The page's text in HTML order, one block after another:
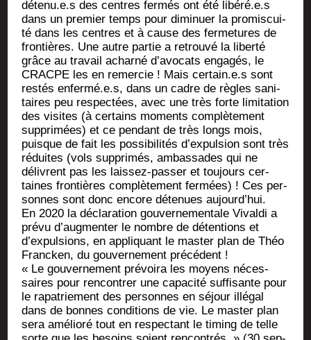
détenu.e.s des centres fer­més ont été libéré.e.s
dans un pre­mier temps pour dimi­nuer la pro­mis­cui­
té dans les centres et à cause des fer­me­tures de
fron­tières. Une autre par­tie a retrou­vé la liber­té
grâce au tra­vail achar­né d’avocats enga­gés, le
CRACPE les en remer­cie ! Mais certain.e.s sont
res­tés enfermé.e.s, dans un cadre de règles sani­
taires peu res­pec­tées, avec une très forte limi­ta­tion
des visites (à cer­tains moments com­plè­te­ment
sup­pri­mées) et ce pen­dant de très longs mois,
puisque de fait les pos­si­bi­li­tés d’expulsion sont très
réduites (vols sup­pri­més, ambas­sades qui ne
délivrent pas les lais­sez-pas­ser et tou­jours cer­
taines fron­tières com­plè­te­ment fer­mées) ! Ces per­
sonnes sont donc encore déte­nues aujourd’hui.
En 2020 la décla­ra­tion gou­ver­ne­men­tale Vival­di a
pré­vu d’augmenter le nombre de déten­tions et
d’expulsions, en appli­quant le mas­ter plan de Théo
Fran­cken, du gou­ver­ne­ment précédent !
« Le gou­ver­ne­ment pré­voi­ra les moyens néces­
saires pour ren­con­trer une capa­ci­té suf­fi­sante pour
le rapa­trie­ment des per­sonnes en séjour illé­gal
dans de bonnes condi­tions de vie. Le mas­ter plan
sera amé­lio­ré tout en res­pec­tant le timing de telle